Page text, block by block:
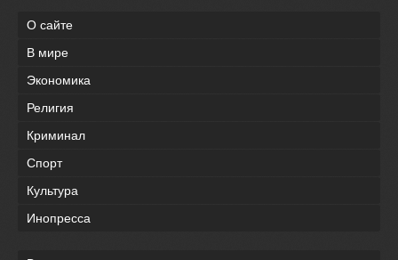
О сайте
В мире
Экономика
Религия
Криминал
Спорт
Культура
Инопресса